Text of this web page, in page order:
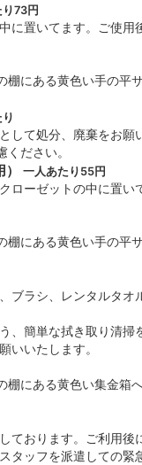
73円
に置いてます。ご使用
にある黄色い手の平
して処分、廃棄をお願
ださい。
一人あたり55円
ローゼットの中に置い
にある黄色い手の平
ブラシ、レンタルタオ
、簡単な拭き取り清掃
いいたします。
にある黄色い集金箱
おります。ご利用後
タッフを派遣しての緊